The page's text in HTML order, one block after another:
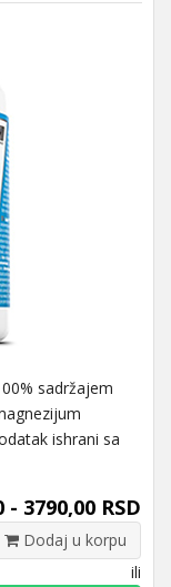
sadržajem
ishrani sa
- 3790,00 RSD
Dodaj u korpu
ili